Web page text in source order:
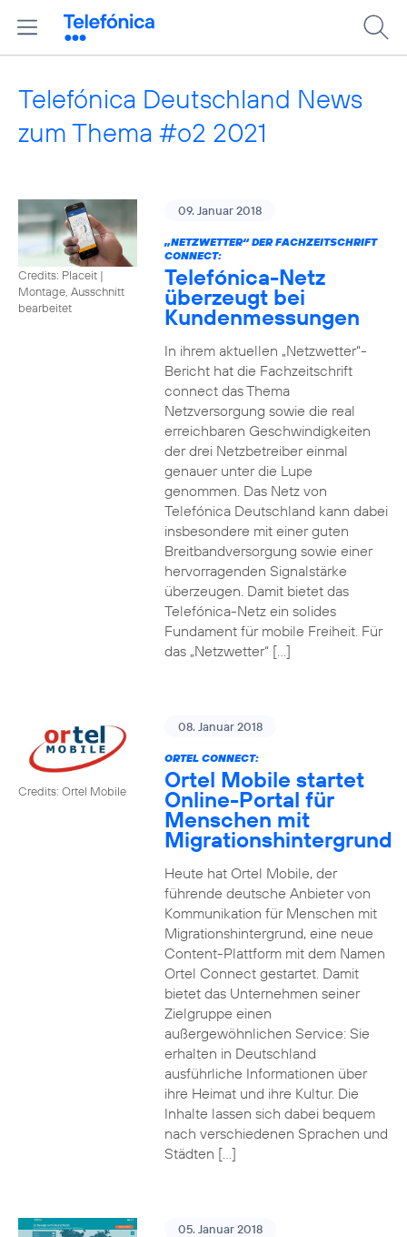
Telefónica Deutschland News
zum Thema #o2 2021
Credits: Placeit |
Montage, Ausschnitt
bearbeitet
09. Januar 2018
„NETZWETTER“ DER FACHZEITSCHRIFT
CONNECT:
Telefónica-Netz
überzeugt bei
Kundenmessungen
In ihrem aktuellen „Netzwetter“-
Bericht hat die Fachzeitschrift
connect das Thema
Netzversorgung sowie die real
erreichbaren Geschwindigkeiten
der drei Netzbetreiber einmal
genauer unter die Lupe
genommen. Das Netz von
Telefónica Deutschland kann dabei
insbesondere mit einer guten
Breitbandversorgung sowie einer
hervorragenden Signalstärke
überzeugen. Damit bietet das
Telefónica-Netz ein solides
Fundament für mobile Freiheit. Für
das „Netzwetter“ […]
Credits: Ortel Mobile
08. Januar 2018
ORTEL CONNECT:
Ortel Mobile startet
Online-Portal für
Menschen mit
Migrationshintergrund
Heute hat Ortel Mobile, der
führende deutsche Anbieter von
Kommunikation für Menschen mit
Migrationshintergrund, eine neue
Content-Plattform mit dem Namen
Ortel Connect gestartet. Damit
bietet das Unternehmen seiner
Zielgruppe einen
außergewöhnlichen Service: Sie
erhalten in Deutschland
ausführliche Informationen über
ihre Heimat und ihre Kultur. Die
Inhalte lassen sich dabei bequem
nach verschiedenen Sprachen und
Städten […]
05. Januar 2018